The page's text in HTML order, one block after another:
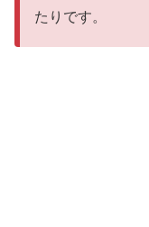
たりです。